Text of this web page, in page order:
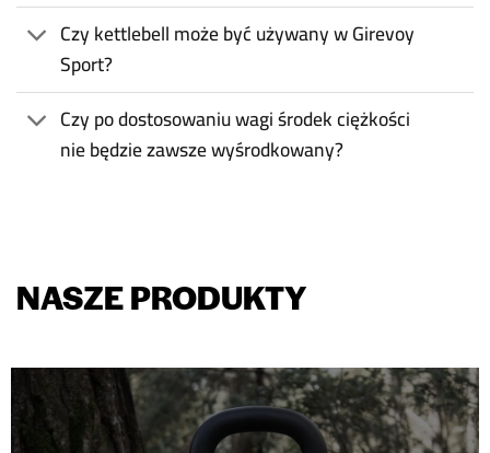
Czy kettlebell może być używany w Girevoy
Sport?
Czy po dostosowaniu wagi środek ciężkości
nie będzie zawsze wyśrodkowany?
NASZE PRODUKTY